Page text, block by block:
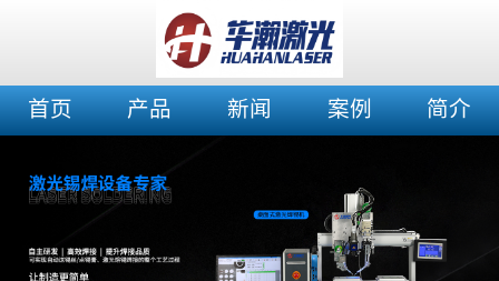
首页 产品 新闻 案例 简介